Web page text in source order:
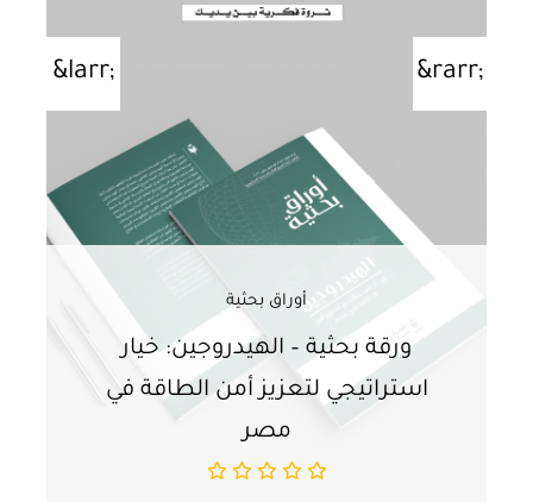
أوراق بحثية
ورقة بحثية – الهيدروجين: خيار
استراتيجي لتعزيز أمن الطاقة في
مصر